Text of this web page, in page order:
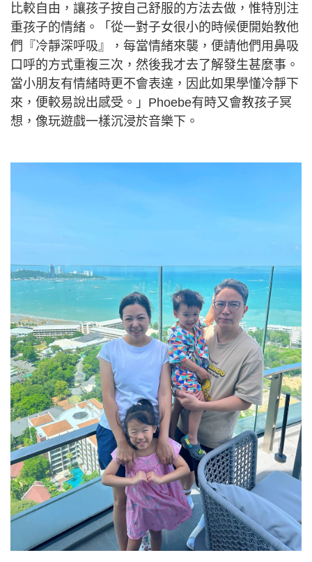
比較自由，讓孩子按自己舒服的方法去做，惟特別注
重孩子的情緒。「從一對子女很小的時候便開始教他
們『冷靜深呼吸』，每當情緒來襲，便請他們用鼻吸
口呼的方式重複三次，然後我才去了解發生甚麼事。
當小朋友有情緒時更不會表達，因此如果學懂冷靜下
來，便較易說出感受。」Phoebe有時又會教孩子冥
想，像玩遊戲一樣沉浸於音樂下。